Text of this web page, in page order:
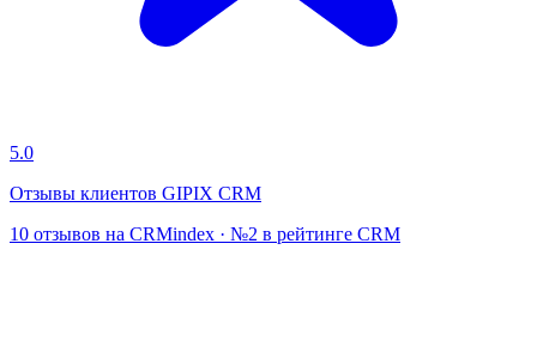
5.0
Отзывы клиентов GIPIX CRM
10 отзывов на CRMindex · №2 в рейтинге CRM